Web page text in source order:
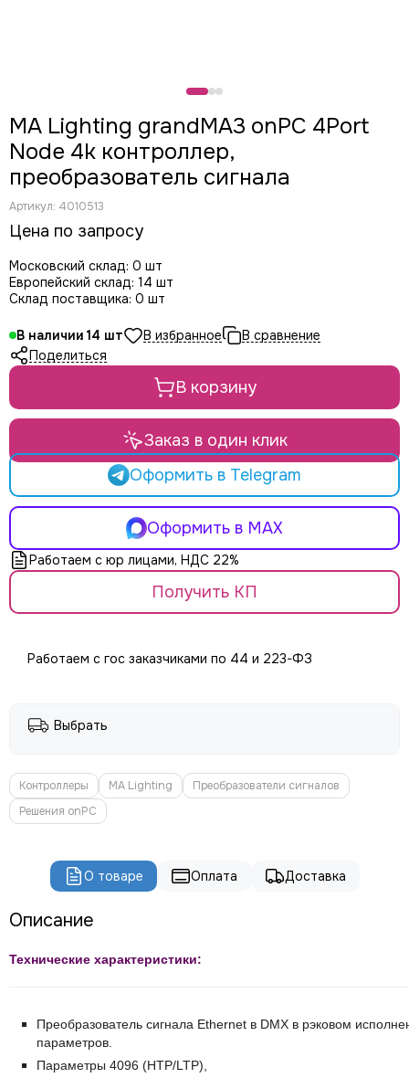
DJ POWER
Fine ART
EK Lights
Elation
ETC
EuroDj
EXE TECHNOLOGY (LITEC)
Global Effects
HazeBase
I LIGHTING
INVOLIGHT
LE MAITRE
LightCraft
Light Union
LevelUp цепные тали
MA Lighting
Magmatic FX
MLB
NICOLAUDIE ARCHITECTURAL
PoleStar
Robert Juliat
ROBE
PROLYTE
Seetronic
ShowLight
SmokeGENIE
STAGELighting
Stagemaker
Tarboc
MA Lighting grandMA3 onPC 4Port
Node 4k контроллер,
преобразователь сигнала
Артикул: 4010513
Цена по запросу
Московский склад: 0 шт
Европейский склад: 14 шт
Склад поставщика: 0 шт
В наличии 14
Поделиться
В корзину
Заказ в один клик
Оформить в Telegram
Оформить в MAX
Работаем с юр лицами, НДС 22%
Получить КП
Работаем с гос заказчиками по 44 и 223-ФЗ
Выбрать
Контроллеры MA Lighting
Преобразователи сигналов
Решения onPC
О товаре Оплата Доставка
Описание
Технические характеристики:
Преобразователь сигнала Ethernet в DMX в рэковом
параметров.
Параметры 4096 (HTP/LTP),